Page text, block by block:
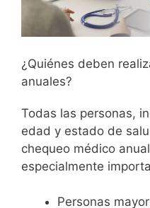
¿Quiénes deben
anuales?
Todas las personas,
edad y estado de
chequeo médico
especialmente
Personas